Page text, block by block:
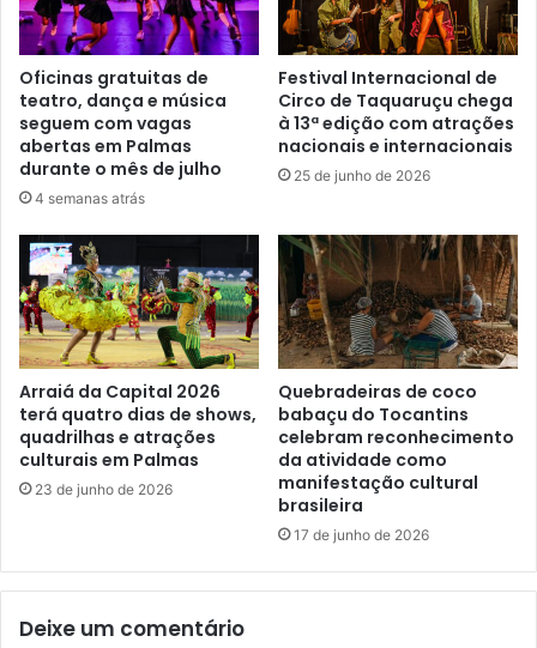
Oficinas gratuitas de
teatro, dança e música
seguem com vagas
abertas em Palmas
durante o mês de julho
4 semanas atrás
Festival Internacional de
Circo de Taquaruçu chega
à 13ª edição com atrações
nacionais e internacionais
25 de junho de 2026
Arraiá da Capital 2026
terá quatro dias de shows,
quadrilhas e atrações
culturais em Palmas
23 de junho de 2026
Quebradeiras de coco
babaçu do Tocantins
celebram reconhecimento
da atividade como
manifestação cultural
brasileira
17 de junho de 2026
Deixe um comentário